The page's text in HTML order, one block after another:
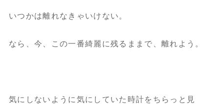
いつかは離れなきゃいけない。
なら、今、この一番綺麗に残るままで、離れよう。
気にしないように気にしていた時計をちらっと見